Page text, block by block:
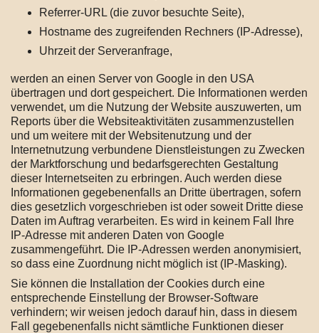
Referrer-URL (die zuvor besuchte Seite),
Hostname des zugreifenden Rechners (IP-Adresse),
Uhrzeit der Serveranfrage,
werden an einen Server von Google in den USA
übertragen und dort gespeichert. Die Informationen werden
verwendet, um die Nutzung der Website auszuwerten, um
Reports über die Websiteaktivitäten zusammenzustellen
und um weitere mit der Websitenutzung und der
Internetnutzung verbundene Dienstleistungen zu Zwecken
der Marktforschung und bedarfsgerechten Gestaltung
dieser Internetseiten zu erbringen. Auch werden diese
Informationen gegebenenfalls an Dritte übertragen, sofern
dies gesetzlich vorgeschrieben ist oder soweit Dritte diese
Daten im Auftrag verarbeiten. Es wird in keinem Fall Ihre
IP-Adresse mit anderen Daten von Google
zusammengeführt. Die IP-Adressen werden anonymisiert,
so dass eine Zuordnung nicht möglich ist (IP-Masking).
Sie können die Installation der Cookies durch eine
entsprechende Einstellung der Browser-Software
verhindern; wir weisen jedoch darauf hin, dass in diesem
Fall gegebenenfalls nicht sämtliche Funktionen dieser